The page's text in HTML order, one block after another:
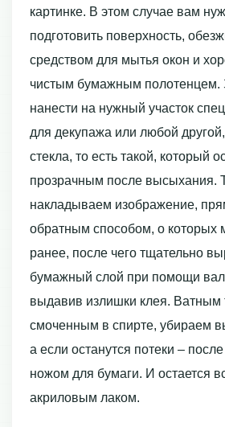
картинке. В этом случае вам
подготовить поверхность,
средством для мытья окон и
чистым бумажным полотенцем.
нанести на нужный участок
для декупажа или любой
стекла, то есть такой, который
прозрачным после высыхания.
накладываем изображение,
обратным способом, о которых
ранее, после чего тщательно
бумажный слой при помощи
выдавив излишки клея. Ватным
смоченным в спирте, убираем
а если останутся потеки –
ножом для бумаги. И остается
акриловым лаком.